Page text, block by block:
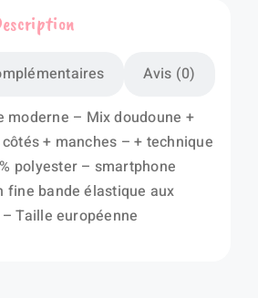
Avis (0)
moderne – Mix doudoune +
+ manches – + technique
polyester – smartphone
fine bande élastique aux
Taille européenne